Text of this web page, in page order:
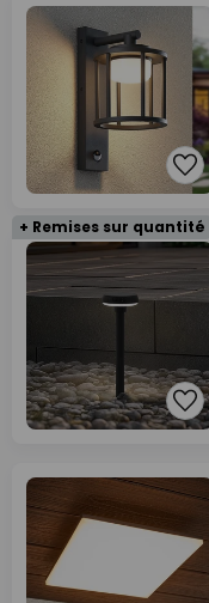
+ Remises sur quantité